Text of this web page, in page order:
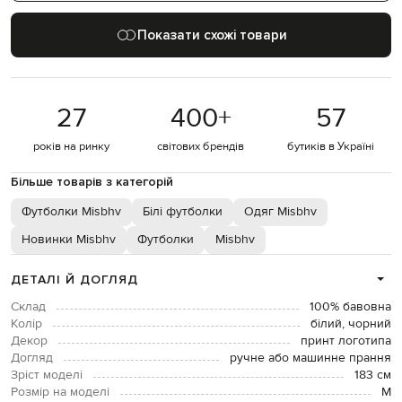
Показати схожі товари
27
років на ринку
400+
світових брендів
57
бутиків в Україні
Більше товарів з категорій
Футболки Misbhv Білі футболки
Одяг Misbhv
Новинки Misbhv
Футболки Misbhv
ДЕТАЛІ Й ДОГЛЯД
Склад
100% бавовна
Колір
білий, чорний
Декор
принт логотипа
Догляд
ручне або машинне прання
Зріст моделі
183 см
Розмір на моделі
М